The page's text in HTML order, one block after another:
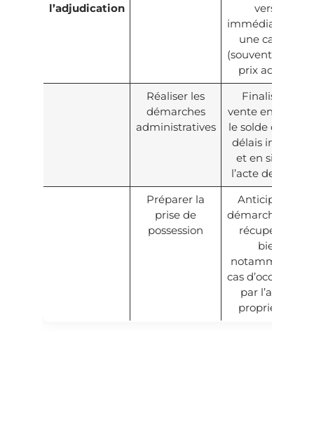
l’adjudication
verser
immédiatement
une caution
(souvent 10 % du
prix adjugé).
Réaliser les
démarches
administratives
Finalisez la
vente en payant
le solde dans les
délais impartis
et en signant
l’acte de vente.
Préparer la
prise de
possession
Anticipez les
démarches pour
récupérer le
bien,
notamment en
cas d’occupation
par l’ancien
propriétaire.